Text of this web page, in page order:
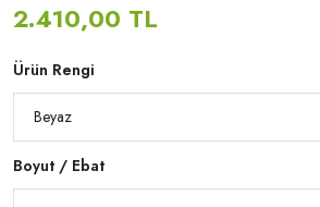
2.410,00 TL
Ürün Rengi
Boyut / Ebat